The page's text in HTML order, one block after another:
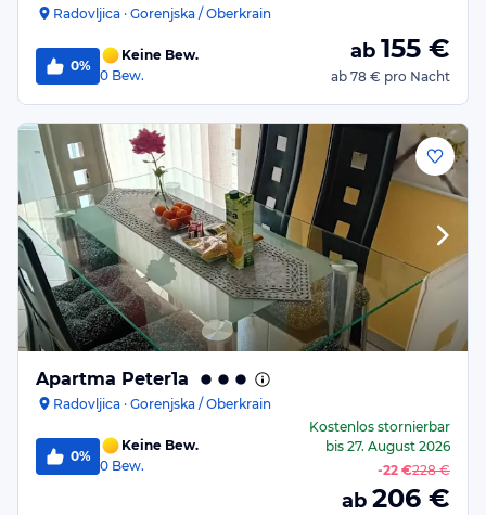
Radovljica · Gorenjska / Oberkrain
0%
Keine Bew.
0 Bew.
ab 155 €
ab 78 € pro Nacht
Apartma Peter1a
Radovljica · Gorenjska / Oberkrain
0%
Keine Bew.
0 Bew.
Kostenlos stornierbar
bis 27. August 2026
-22 €228 €
ab 206 €